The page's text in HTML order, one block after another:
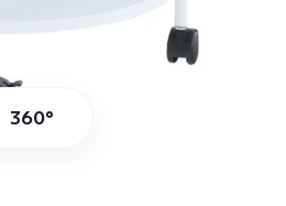
360°